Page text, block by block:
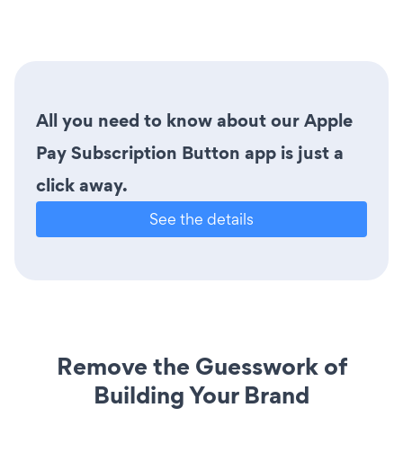
All you need to know about our Apple
Pay Subscription Button app is just a
click away.
See the details
Remove the Guesswork of
Building Your Brand